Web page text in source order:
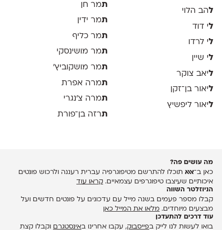
להב הלוי
לי דוד
לי לרדו
לי שיין
ליאב צוקר
ליאור בן־זקן
ליאור ליפשיץ
תמר חן
תמר ידין
תמר כליף
תמר מושינסקי
תמר מושקוביץ'
תמרה אפרת
תמרה צ׳נגרי
תרזה בן־פורת
מה עושים פה?
כאן ב־אאאתוכלו להתרשם מטיפוגרפיה עברית רעננה ולרכוש פונטים
איכותיים שעיצבו טיפוגרפים עצמאיים. קראו עוד
הניוזלטר השווה
קבלו מספר פעמים בשנה מייל עם עדכונים על פונטים חדשים ועל
מבצעים מיוחדים. מלאו את המייל כאן
עוד דרכים להתעדכן
בואו לעשות לנו לייק בפייסבוק, עקבו אחרינו באינסטגרם וקבלו קצת